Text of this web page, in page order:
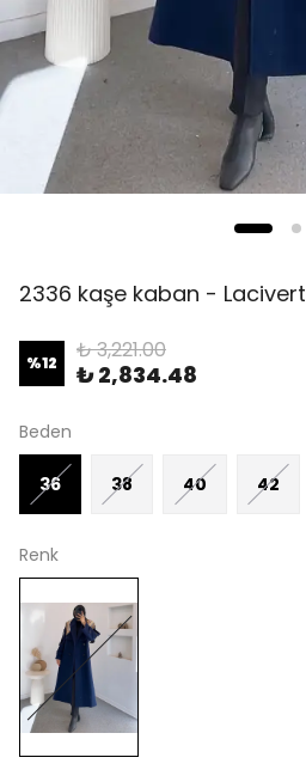
2336 kaşe kaban - Lacivert
%12 ₺ 3,221.00
₺ 2,834.48
Beden
36 38 40 42
Renk